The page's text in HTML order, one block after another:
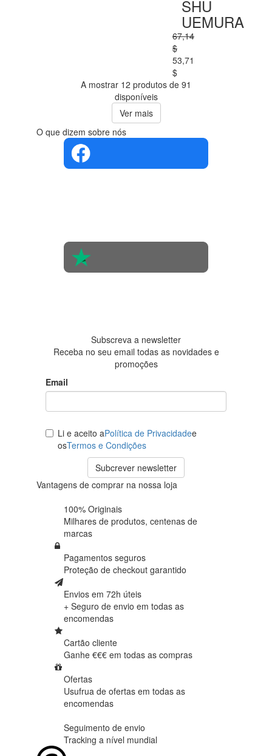
SHU
UEMURA
67,14
$
53,71
$
A mostrar 12 produtos de 91
disponíveis
Ver mais
O que dizem sobre nós
Subscreva a newsletter
Receba no seu email todas as novidades e
promoções
Email
Li e aceito aPolítica de Privacidadee
osTermos e Condições
Subcrever newsletter
Vantagens de comprar na nossa loja
100% Originais
Milhares de produtos, centenas de
marcas
Pagamentos seguros
Proteção de checkout garantido
Envios em 72h úteis
+ Seguro de envio em todas as
encomendas
Cartão cliente
Ganhe €€€ em todas as compras
Ofertas
Usufrua de ofertas em todas as
encomendas
Seguimento de envio
Tracking a nível mundial